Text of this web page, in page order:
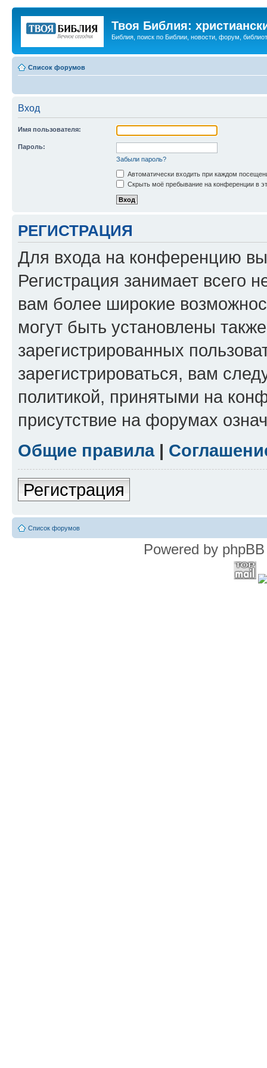
Твоя Библия:
Библия, поиск по Библии, новости, форум,
Список форумов
Вход
Имя пользователя:
Пароль:
Забыли пароль?
Автоматически входить при каждом
Скрыть моё пребывание на конференции в
РЕГИСТРАЦИЯ
Для входа на конференцию
Регистрация занимает всего
вам более широкие
могут быть установлены
зарегистрированных
зарегистрироваться, вам
политикой, принятыми на
присутствие на форумах
Общие правила|
Регистрация
Список форумов
Powered by